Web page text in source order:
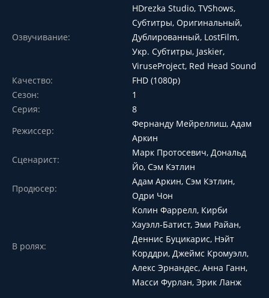
Озвучивание:
HDrezka Studio, TVShows,
Субтитры, Оригинальный,
Дублированный, LostFilm,
Укр. Субтитры, Jaskier,
ViruseProject, Red Head Sound
Качество:
FHD (1080p)
Сезон:
1
Серия:
8
Режиссер:
Фернанду Мейреллиш, Адам
Аркин
Сценарист:
Марк Протосевич, Дональд
Йо, Сэм Кэтлин
Продюсер:
Адам Аркин, Сэм Кэтлин,
Одри Чон
В ролях:
Колин Фаррелл, Кирби
Хауэлл-Батист, Эми Райан,
Деннис Буцикарис, Нэйт
Корддри, Джеймс Кромуэлл,
Алекс Эрнандес, Анна Ганн,
Масси Фурлан, Эрик Ланж